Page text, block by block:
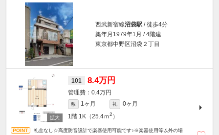
西武新宿線沼袋駅 / 徒歩4分
築年月1979年1月 / 4階建
東京都中野区沼袋２丁目
101 8.4万円
0.4万円
敷 1ヶ月 礼
0ヶ月
1階 1K（25.4ｍ2 ）
礼金なし☆高度防音設計で楽器使用可能です♪※楽器使用等以外の場